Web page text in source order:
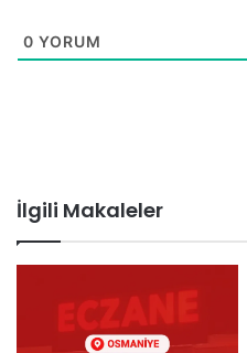
0 YORUM
İlgili Makaleler